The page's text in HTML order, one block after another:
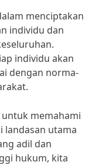
menciptakan
individu dan
individu akan
dengan norma-
memahami
landasan utama
adil dan
hukum, kita